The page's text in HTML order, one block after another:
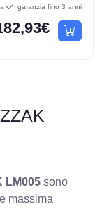
garanzia fino 3 anni
LM005 sono
massima